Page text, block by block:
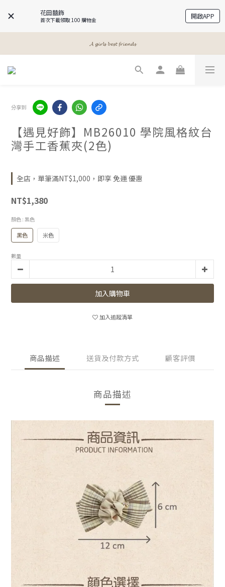
花田囍飾
首次下載領取 100 購物金 開啟APP
𝓐 𝓰𝓲𝓻𝓵𝓼 𝓫𝓮𝓼𝓽 𝓯𝓻𝓲𝓮𝓷𝓭𝓼
𝓐 𝓰𝓲𝓻𝓵𝓼 𝓫𝓮𝓼𝓽 𝓯𝓻𝓲𝓮𝓷𝓭𝓼
分享到
【遇見好飾】MB26010 學院風格紋台
灣手工香蕉夾(2色)
全店，單筆滿NT$1,000，即享 免運 優惠
NT$1,380
顏色 : 黑色
黑色 米色
數量
加入購物車
加入追蹤清單
商品描述 送貨及付款方式 顧客評價
商品描述